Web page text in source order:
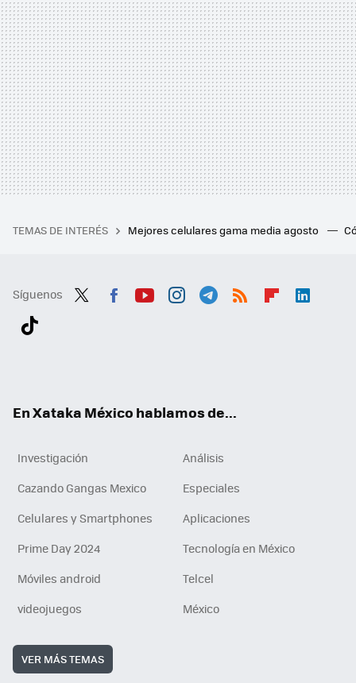
TEMAS DE INTERÉS Mejores celulares gama media agosto
Síguenos
En Xataka México hablamos de...
Investigación
Análisis
Cazando Gangas Mexico
Especiales
Celulares y Smartphones
Aplicaciones
Prime Day 2024
Tecnología en México
Móviles android
Telcel
videojuegos
México
VER MÁS TEMAS